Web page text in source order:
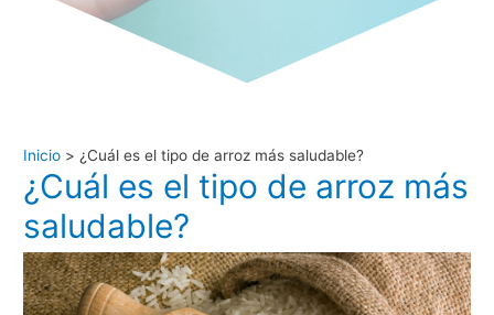
Inicio ¿Cuál es el tipo de arroz más saludable?
¿Cuál es el tipo de arroz más
saludable?